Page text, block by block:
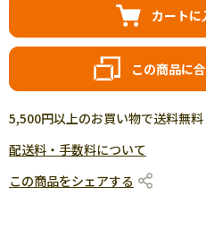
カートに
この商品に
5,500円以上のお買い物で送料無料
配送料・手数料について
この商品をシェアする